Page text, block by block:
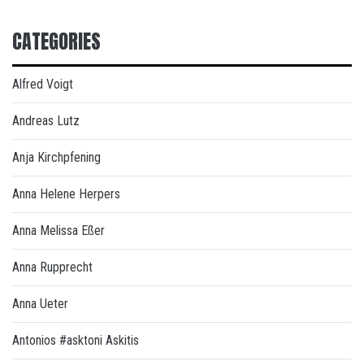
CATEGORIES
Alfred Voigt
Andreas Lutz
Anja Kirchpfening
Anna Helene Herpers
Anna Melissa Eßer
Anna Rupprecht
Anna Ueter
Antonios #asktoni Askitis